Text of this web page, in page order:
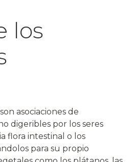
los
asociaciones de
digeribles por los seres
flora intestinal o los
para su propio